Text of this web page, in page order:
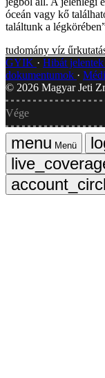
óceán vagy kő
találtunk a
tudomány víz
GYIK
Hibát jelentek
dokumentumok
© 2026 Magyar Jeti
Vége
Menü